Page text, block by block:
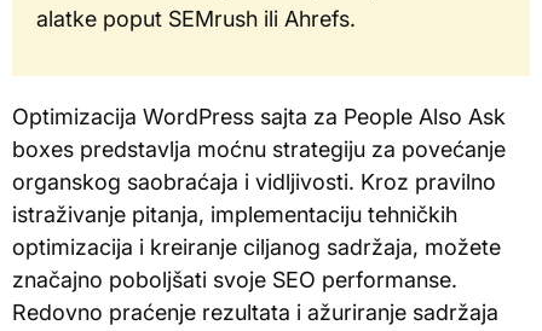
alatke poput SEMrush ili Ahrefs.
Optimizacija WordPress sajta za People Also Ask
boxes predstavlja moćnu strategiju za povećanje
organskog saobraćaja i vidljivosti. Kroz pravilno
istraživanje pitanja, implementaciju tehničkih
optimizacija i kreiranje ciljanog sadržaja, možete
značajno poboljšati svoje SEO performanse.
Redovno praćenje rezultata i ažuriranje sadržaja